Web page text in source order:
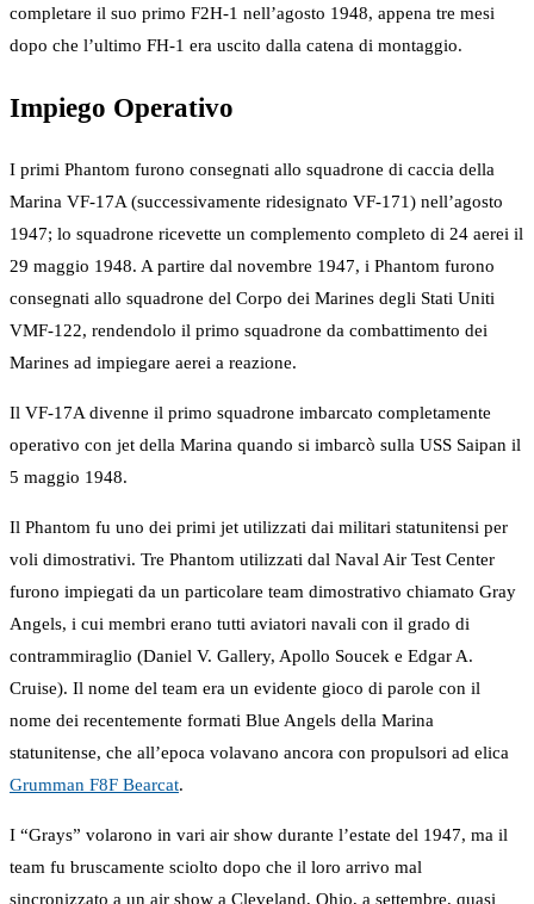
completare il suo primo F2H-1 nell’agosto 1948, appena tre mesi
dopo che l’ultimo FH-1 era uscito dalla catena di montaggio.
Impiego Operativo
I primi Phantom furono consegnati allo squadrone di caccia della
Marina VF-17A (successivamente ridesignato VF-171) nell’agosto
1947; lo squadrone ricevette un complemento completo di 24 aerei il
29 maggio 1948. A partire dal novembre 1947, i Phantom furono
consegnati allo squadrone del Corpo dei Marines degli Stati Uniti
VMF-122, rendendolo il primo squadrone da combattimento dei
Marines ad impiegare aerei a reazione.
Il VF-17A divenne il primo squadrone imbarcato completamente
operativo con jet della Marina quando si imbarcò sulla USS Saipan il
5 maggio 1948.
Il Phantom fu uno dei primi jet utilizzati dai militari statunitensi per
voli dimostrativi. Tre Phantom utilizzati dal Naval Air Test Center
furono impiegati da un particolare team dimostrativo chiamato Gray
Angels, i cui membri erano tutti aviatori navali con il grado di
contrammiraglio (Daniel V. Gallery, Apollo Soucek e Edgar A.
Cruise). Il nome del team era un evidente gioco di parole con il
nome dei recentemente formati Blue Angels della Marina
statunitense, che all’epoca volavano ancora con propulsori ad elica
Grumman F8F Bearcat.
I “Grays” volarono in vari air show durante l’estate del 1947, ma il
team fu bruscamente sciolto dopo che il loro arrivo mal
sincronizzato a un air show a Cleveland, Ohio, a settembre, quasi